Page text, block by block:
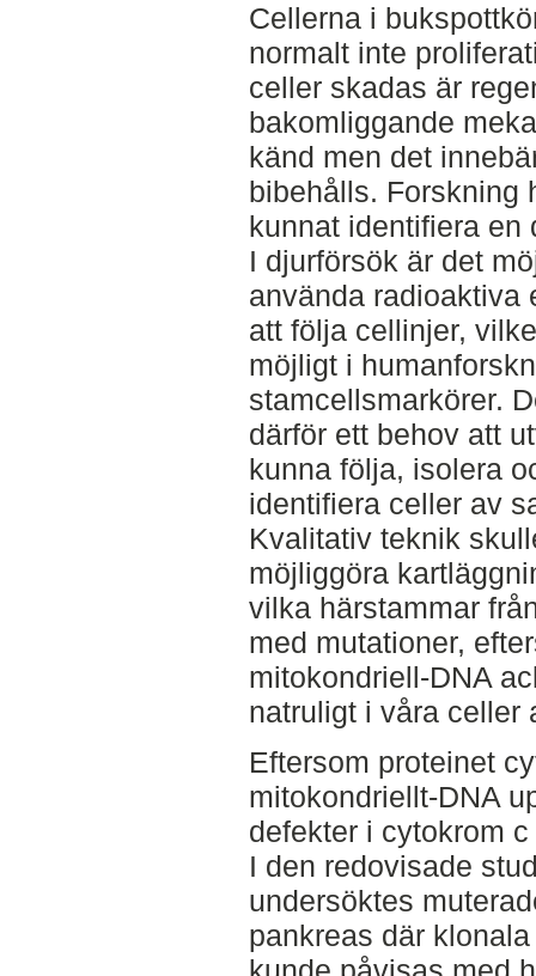
Cellerna i
normalt inte
celler skadas är
bakomliggande
känd men det
bibehålls. Forskning
kunnat identifiera en
I djurförsök är det
använda radioaktiva
att följa cellinjer,
möjligt i
stamcellsmarkörer.
därför ett behov att
kunna följa, isolera
identifiera celler av
Kvalitativ teknik
möjliggöra
vilka härstammar
med mutationer,
mitokondriell-DNA
natruligt i våra celler
Eftersom proteinet
mitokondriellt-DNA
defekter i cytokrom
I den redovisade
undersöktes
pankreas där